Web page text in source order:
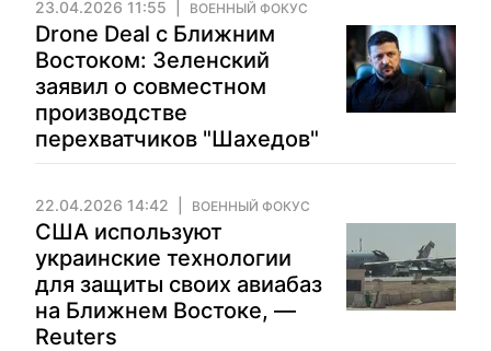
23.04.2026 11:55 ВОЕННЫЙ ФОКУС
Drone Deal с Ближним
Востоком: Зеленский
заявил о совместном
производстве
перехватчиков "Шахедов"
22.04.2026 14:42 ВОЕННЫЙ ФОКУС
США используют
украинские технологии
для защиты своих авиабаз
на Ближнем Востоке, —
Reuters